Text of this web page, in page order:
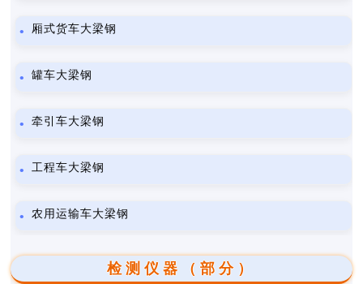
厢式货车大梁钢
罐车大梁钢
牵引车大梁钢
工程车大梁钢
农用运输车大梁钢
检测仪器（部分）